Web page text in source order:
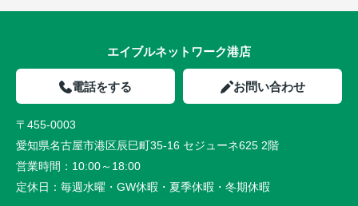
エイブルネットワーク港店
電話をする お問い合わせ
〒455-0003
愛知県名古屋市港区辰巳町35-16 セジューネ625 2階
営業時間： 10:00～18:00
定休日： 毎週水曜・GW休暇・夏季休暇・冬期休暇